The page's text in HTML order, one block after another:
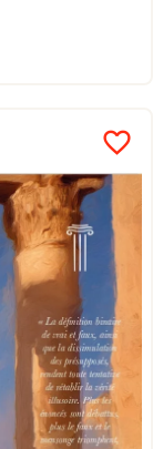
favorite_border